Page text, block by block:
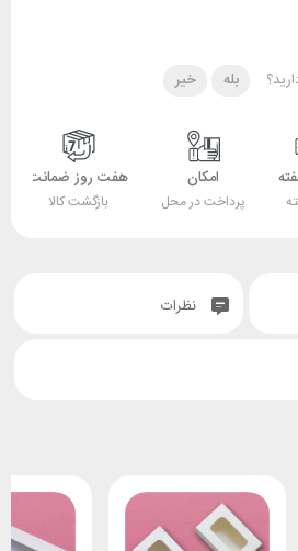
بله خیر
امکان
پرداخت در محل
هفت روز ضمانت
بازگشت کالا
نظرات